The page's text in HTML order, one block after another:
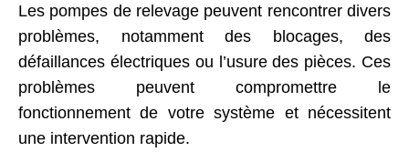
Les pompes de relevage peuvent rencontrer divers
problèmes, notamment des blocages, des
défaillances électriques ou l’usure des pièces. Ces
problèmes peuvent compromettre le
fonctionnement de votre système et nécessitent
une intervention rapide.